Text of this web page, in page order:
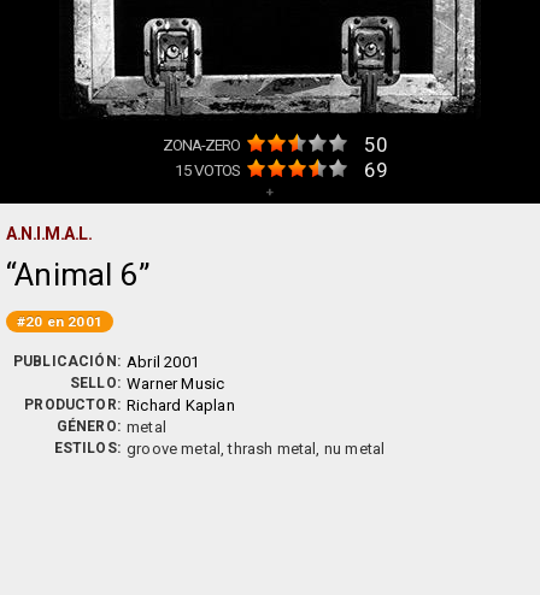
ZONA-ZERO 50
15VOTOS 69
+
A.N.I.M.A.L.
Animal 6
#20 en 2001
PUBLICACIÓN: Abril 2001
SELLO: Warner Music
PRODUCTOR: Richard Kaplan
GÉNERO: metal
ESTILOS: groove metal, thrash metal, nu metal